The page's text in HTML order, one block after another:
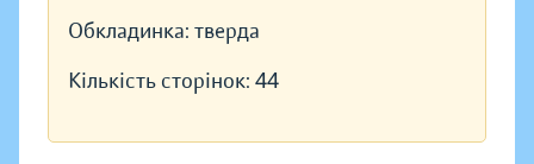
Обкладинка: тверда
Кількість сторінок: 44